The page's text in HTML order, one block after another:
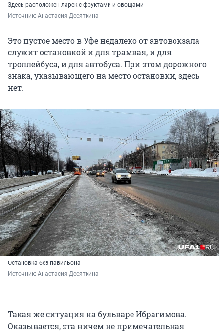
Здесь расположен ларек с фруктами и овощами
Источник: Анастасия Десяткина
Это пустое место в Уфе недалеко от автовокзала
служит остановкой и для трамвая, и для
троллейбуса, и для автобуса. При этом дорожного
знака, указывающего на место остановки, здесь
нет.
Остановка без павильона
Источник: Анастасия Десяткина
Такая же ситуация на бульваре Ибрагимова.
Оказывается, эта ничем не примечательная